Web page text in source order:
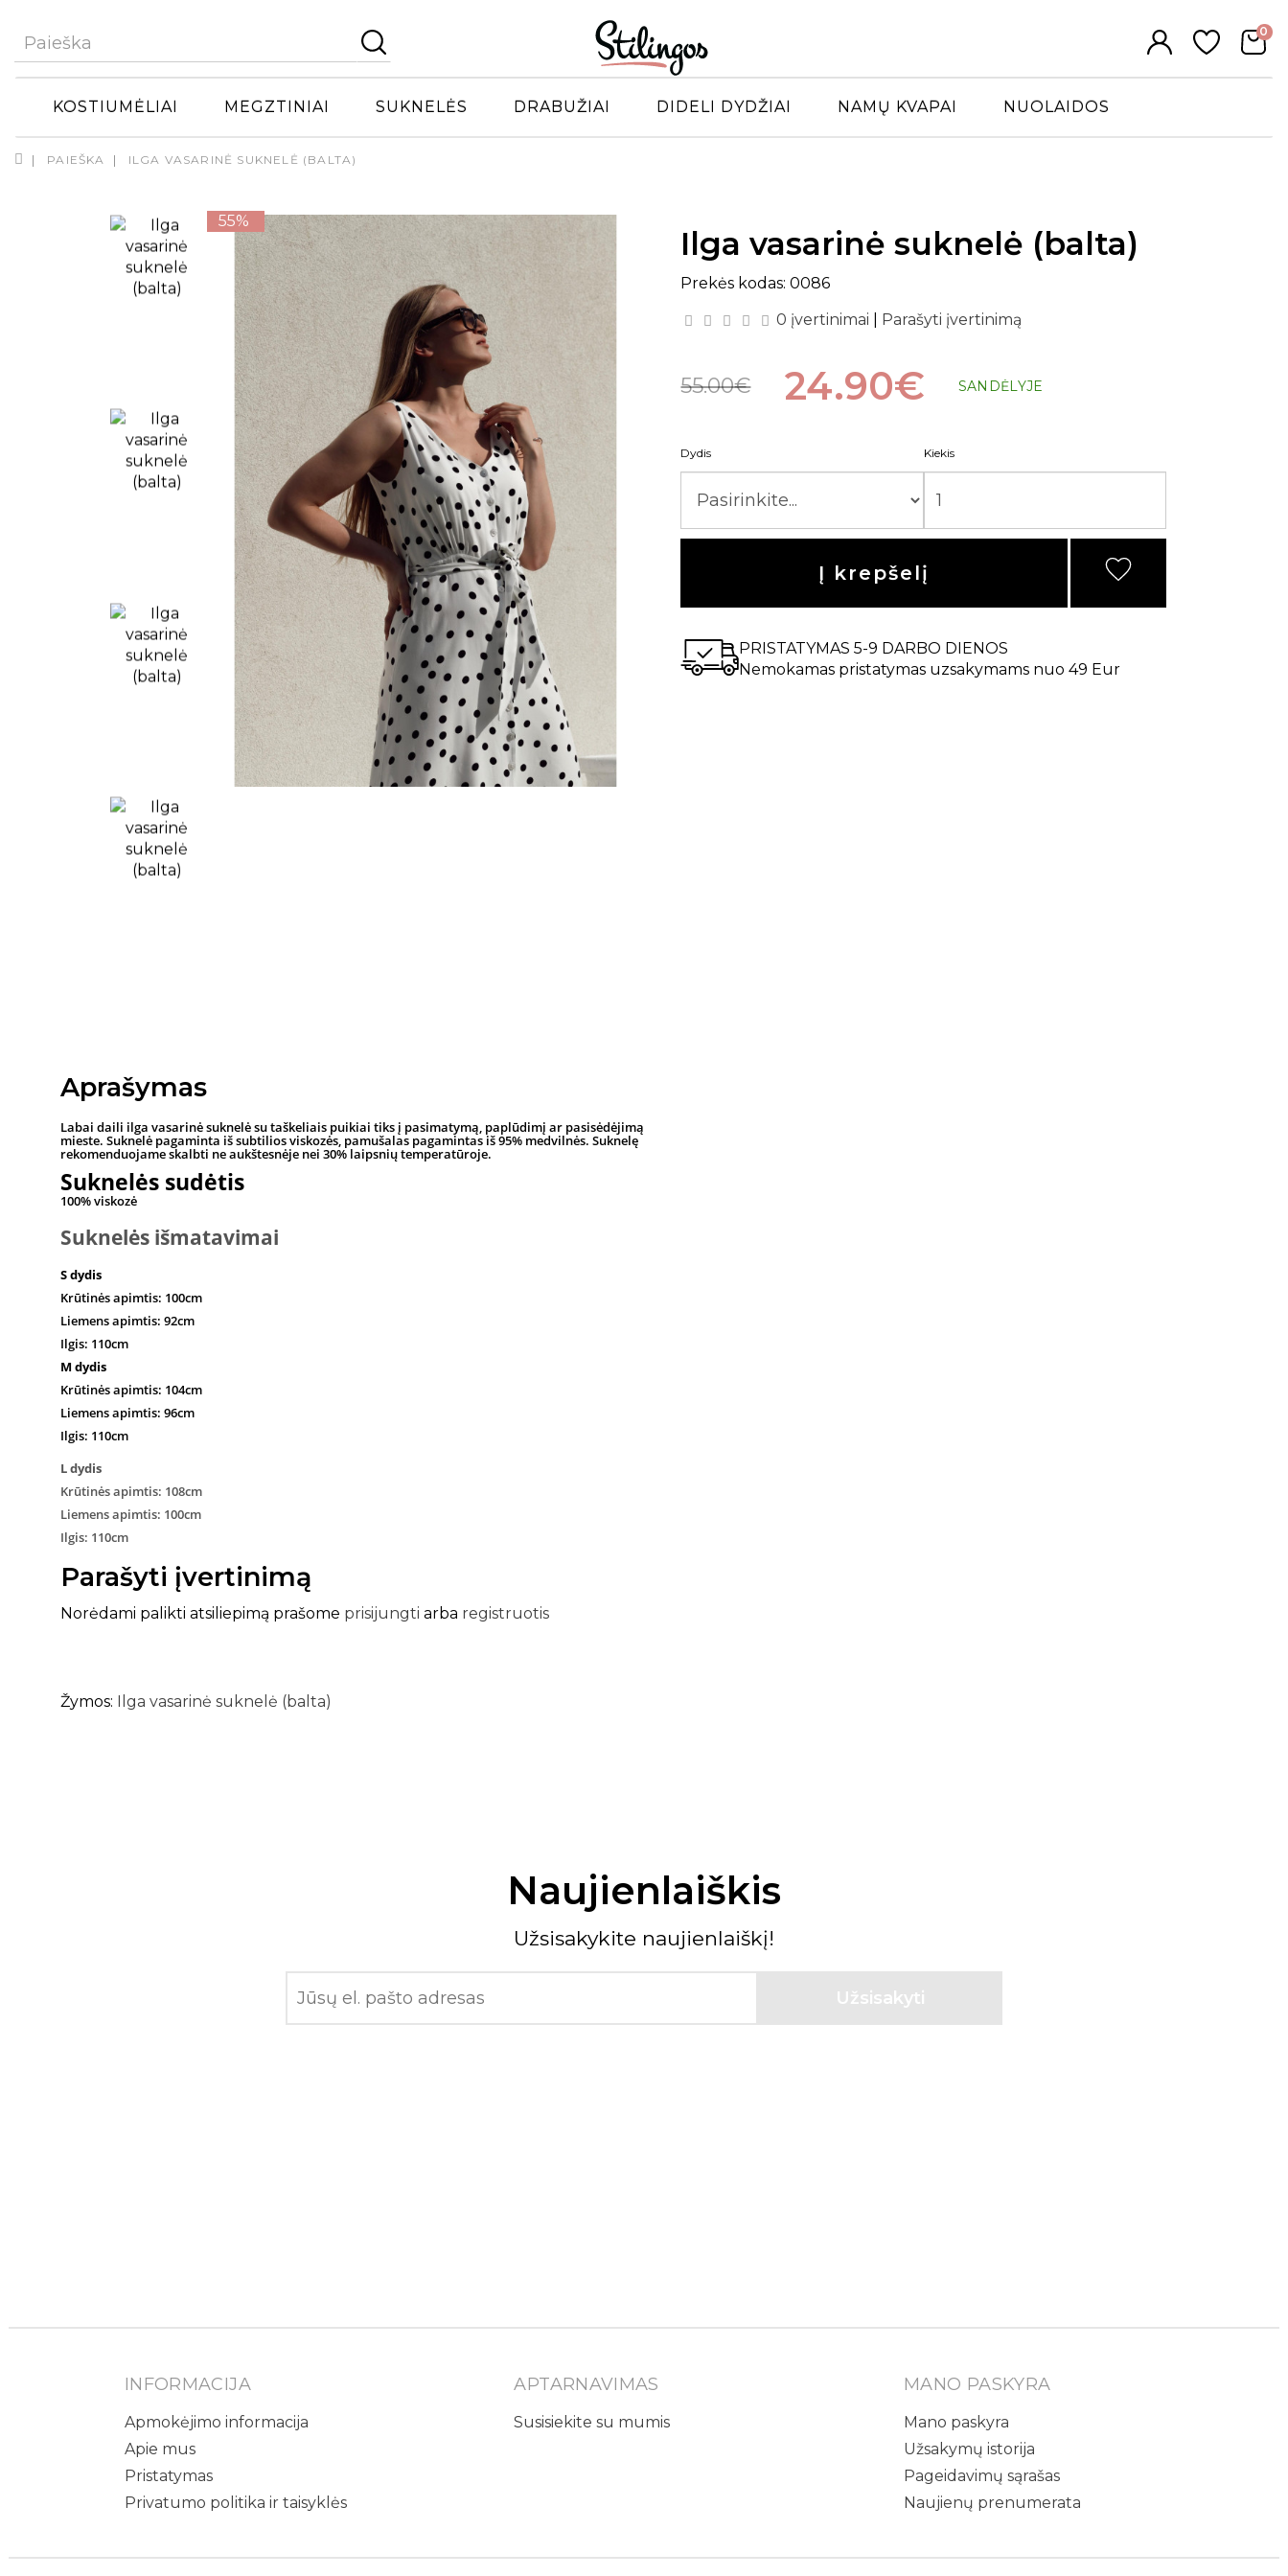
0
KOSTIUMĖLIAI MEGZTINIAI SUKNELĖS DRABUŽIAI DIDELI DYDŽIAI NAMŲ KVAPAI NUOLAIDOS
PAIEŠKA ILGA VASARINĖ SUKNELĖ (BALTA)
55%
Ilga vasarinė suknelė (balta)
Prekės kodas: 0086
0 įvertinimai
Parašyti įvertinimą
55.00€ 24.90€ SANDĖLYJE
Dydis Kiekis
Į krepšelį
PRISTATYMAS 5-9 DARBO DIENOS
Nemokamas pristatymas uzsakymams nuo 49 Eur
Aprašymas
Labai daili ilga vasarinė suknelė su taškeliais puikiai tiks į pasimatymą, paplūdimį ar pasisėdėjimą
mieste. Suknelė pagaminta iš subtilios viskozės, pamušalas pagamintas iš 95% medvilnės. Suknelę
rekomenduojame skalbti ne aukštesnėje nei 30% laipsnių temperatūroje.
Suknelės sudėtis
100% viskozė
Suknelės išmatavimai
S dydis
Krūtinės apimtis: 100cm
Liemens apimtis: 92cm
Ilgis: 110cm
M dydis
Krūtinės apimtis: 104cm
Liemens apimtis: 96cm
Ilgis: 110cm
L dydis
Krūtinės apimtis: 108cm
Liemens apimtis: 100cm
Ilgis: 110cm
Parašyti įvertinimą
Norėdami palikti atsiliepimą prašome prisijungti arba registruotis
Žymos: Ilga vasarinė suknelė (balta)
Naujienlaiškis
Užsisakykite naujienlaiškį!
INFORMACIJA
Apmokėjimo informacija
Apie mus
Pristatymas
Privatumo politika ir taisyklės
APTARNAVIMAS
Susisiekite su mumis
MANO PASKYRA
Mano paskyra
Užsakymų istorija
Pageidavimų sąrašas
Naujienų prenumerata